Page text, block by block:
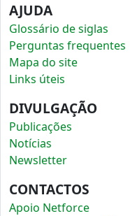
AJUDA
Glossário de siglas
Perguntas frequentes
Mapa do site
Links úteis
DIVULGAÇÃO
Publicações
Notícias
Newsletter
CONTACTOS
Apoio Netforce